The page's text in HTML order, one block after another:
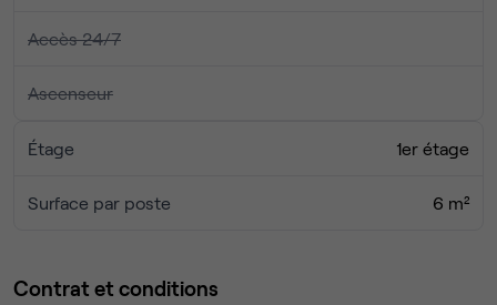
Accès 24/7
Ascenseur
Étage 1er étage
Surface par poste 6 m²
Contrat et conditions